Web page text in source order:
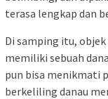
terasa lengkap dan
Di samping itu,
memiliki sebuah
pun bisa menikmati
berkeliling danau